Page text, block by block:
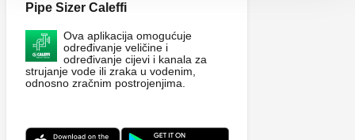
Pipe Sizer Caleffi
Ova aplikacija omogućuje
određivanje veličine i
određivanje cijevi i kanala za
strujanje vode ili zraka u vodenim,
odnosno zračnim postrojenjima.